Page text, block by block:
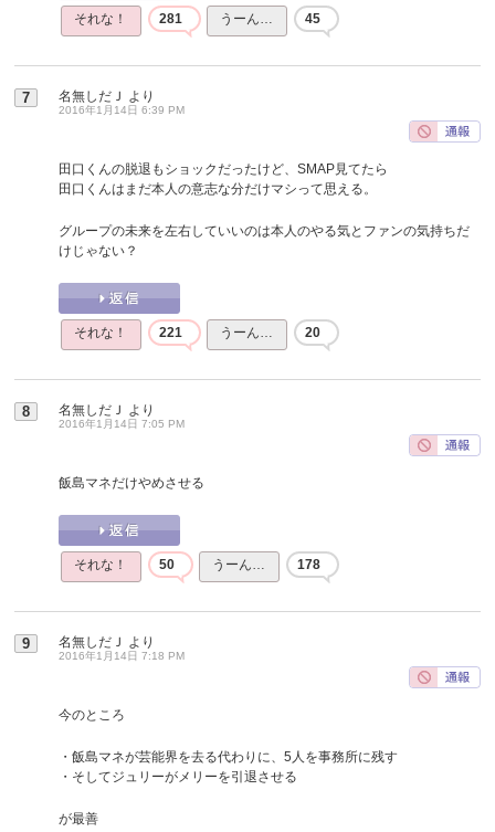
それな！ 281 うーん… 45
7 名無しだＪ より
2016年1月14日 6:39 PM
田口くんの脱退もショックだったけど、SMAP見てたら
田口くんはまだ本人の意志な分だけマシって思える。
グループの未来を左右していいのは本人のやる気とファンの気持ちだ
けじゃない？
それな！ 221 うーん… 20
8 名無しだＪ より
2016年1月14日 7:05 PM
飯島マネだけやめさせる
それな！ 50 うーん… 178
9 名無しだＪ より
2016年1月14日 7:18 PM
今のところ
・飯島マネが芸能界を去る代わりに、5人を事務所に残す
・そしてジュリーがメリーを引退させる
が最善